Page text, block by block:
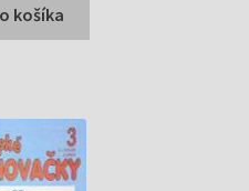
€.
je:
5,95 €.
košíka